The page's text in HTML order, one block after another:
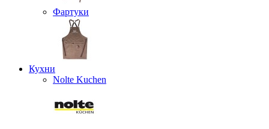
Фартуки
Кухни
Nolte Kuchen